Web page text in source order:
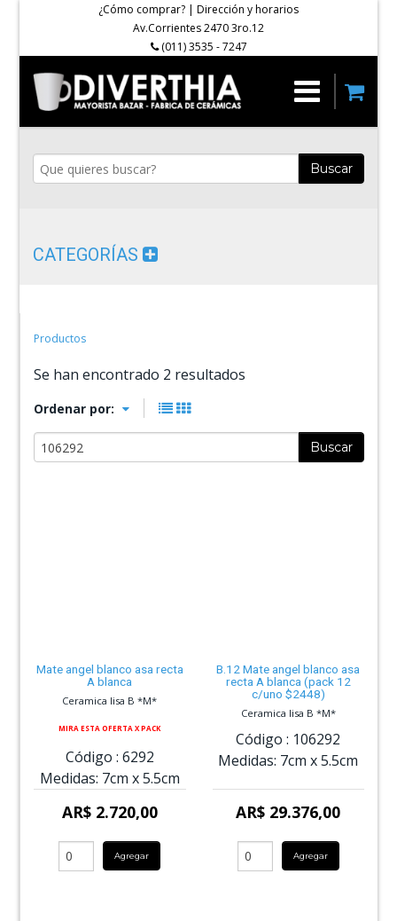
¿Cómo comprar? | Dirección y horarios
Av.Corrientes 2470 3ro.12
(011) 3535 - 7247
Buscar
CATEGORÍAS
Productos
Se han encontrado 2 resultados
Ordenar por:
Buscar
Mate angel blanco asa recta
A blanca
Ceramica lisa B *M*
MIRA ESTA OFERTA X PACK
Código : 6292
Medidas: 7cm x5.5cm
AR$ 2.720,00
Agregar
B.12 Mate angel blanco asa
recta A blanca (pack 12
c/uno $2448)
Ceramica lisa B *M*
Código : 106292
Medidas: 7cm x5.5cm
AR$ 29.376,00
Agregar